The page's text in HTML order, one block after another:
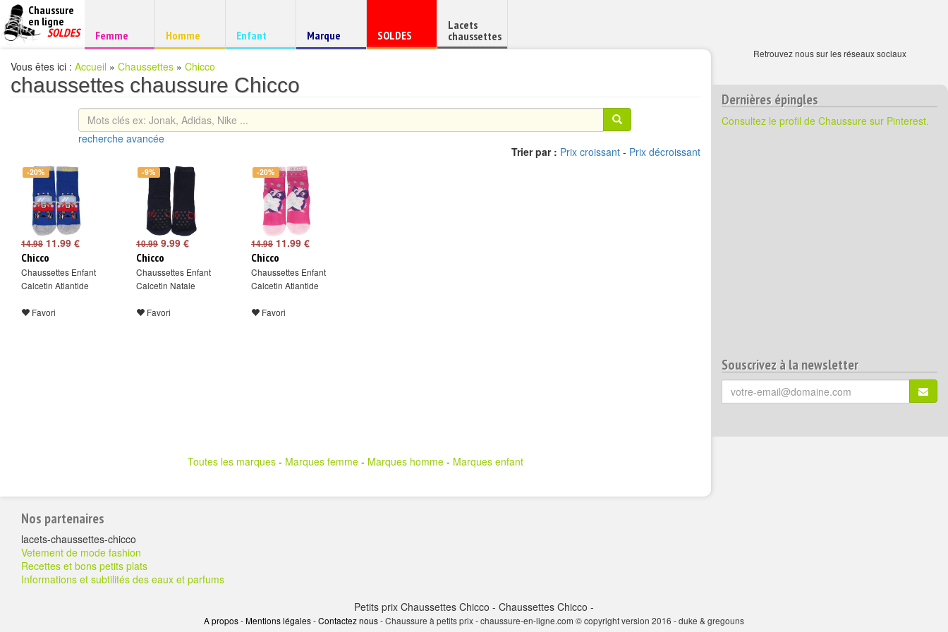
Chaussure
à
prix
Chaussure
en ligne
pas
SOLDES Chaussure
Femme Chaussure
Homme Chaussure
Enfant
Chaussure
de
Marque
Chaussure
en
SOLDES
Lacets
chaussettes
Vous êtes ici : Accueil » Chaussettes » Chicco
chaussettes chaussure Chicco
recherche avancée
Trier par : Prix croissant - Prix décroissant
-20%
14.98 11.99 €
Chicco
Chaussettes Enfant
Calcetin Atlantide
Favori
-9%
10.99 9.99 €
Chicco
Chaussettes Enfant
Calcetin Natale
Favori
-20%
14.98 11.99 €
Chicco
Chaussettes Enfant
Calcetin Atlantide
Favori
Toutes les marques - Marques femme - Marques homme - Marques enfant
Dernières épingles
Consultez le profil de Chaussure sur Pinterest.
Souscrivez à la newsletter
Votre
email
Retrouvez nous sur les réseaux sociaux
Pour
aller
plus
loin
Nos partenaires
lacets-chaussettes-chicco
Vetement de mode fashion
Recettes et bons petits plats
Informations et subtilités des eaux et parfums
Petits prix Chaussettes Chicco - Chaussettes Chicco -
A propos-Mentions légales-Contactez nous- Chaussure à petits prix - chaussure-en-ligne.com © copyright version 2016 - duke & gregouns